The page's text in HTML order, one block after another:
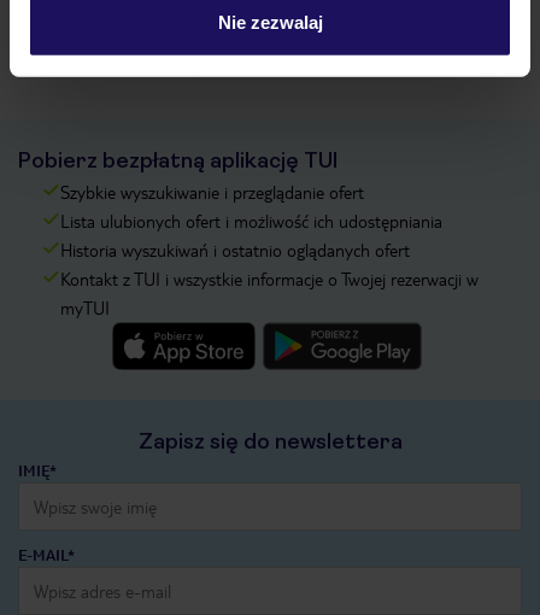
Nie zezwalaj
Zobacz więcej
Pobierz bezpłatną aplikację TUI
Szybkie wyszukiwanie i przeglądanie ofert
Lista ulubionych ofert i możliwość ich udostępniania
Historia wyszukiwań i ostatnio oglądanych ofert
Kontakt z TUI i wszystkie informacje o Twojej rezerwacji w
myTUI
Zapisz się do newslettera
IMIĘ*
E-MAIL*